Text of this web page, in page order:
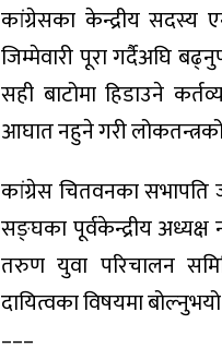
कांग्रेसका केन्द्रीय सदस्य
जिम्मेवारी पूरा गर्दैअघि
सही बाटोमा हिडाउने
आघात नहुने गरी
कांग्रेस चितवनका सभापति
सङ्घका पूर्वकेन्द्रीय
तरुण युवा परिचालन
दायित्वका विषयमा
–––